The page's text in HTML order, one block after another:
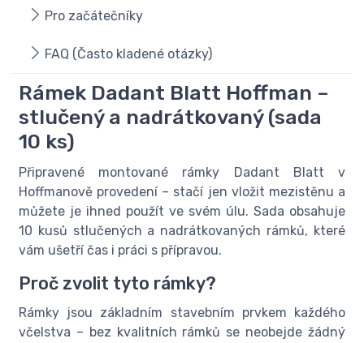
Pro začátečníky
FAQ (Často kladené otázky)
Rámek Dadant Blatt Hoffman –
stlučený a nadrátkovaný (sada
10 ks)
Připravené montované rámky Dadant Blatt v
Hoffmanově provedení – stačí jen vložit mezistěnu a
můžete je ihned použít ve svém úlu. Sada obsahuje
10 kusů stlučených a nadrátkovaných rámků, které
vám ušetří čas i práci s přípravou.
Proč zvolit tyto rámky?
Rámky jsou základním stavebním prvkem každého
včelstva – bez kvalitních rámků se neobejde žádný